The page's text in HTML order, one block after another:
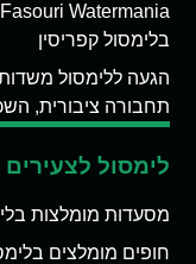
בלימסול קפריסין
הגעה ללימסול
תחבורה ציבורית,
לימסול לצעירים
מסעדות מומלצות
חופים מומלצים